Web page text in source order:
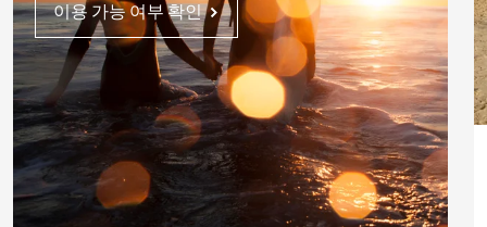
이용 가능 여부 확인